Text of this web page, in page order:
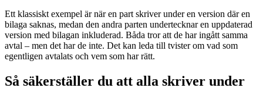
Ett klassiskt exempel är när en part skriver under en version där en
bilaga saknas, medan den andra parten undertecknar en uppdaterad
version med bilagan inkluderad. Båda tror att de har ingått samma
avtal – men det har de inte. Det kan leda till tvister om vad som
egentligen avtalats och vem som har rätt.
Så säkerställer du att alla skriver under